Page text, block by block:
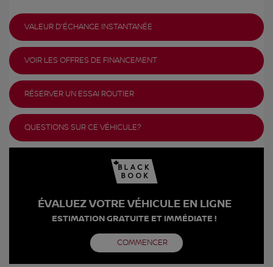
VALEUR D'ÉCHANGE INSTANTANÉE
VOIR LES OFFRES DE FINANCEMENT
RÉSERVER UN ESSAI ROUTIER
QUESTIONS SUR CE VÉHICULE?
ÉVALUEZ VOTRE VÉHICULE EN LIGNE
ESTIMATION GRATUITE ET IMMÉDIATE !
COMMENCER